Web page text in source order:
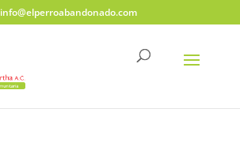
info@elperroabandonado.com